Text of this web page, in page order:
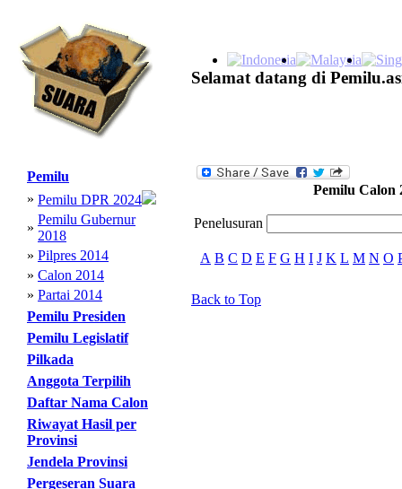
Selamat datang di
Pemilu
» Pemilu DPR 2024
»
Pemilu Gubernur
2018
» Pilpres 2014
» Calon 2014
» Partai 2014
Pemilu Presiden
Pemilu Legislatif
Pilkada
Anggota Terpilih
Daftar Nama Calon
Riwayat Hasil per
Provinsi
Jendela Provinsi
Pergeseran Suara
Pemilu Calon
Penelusuran
A B C D E F G H I J K L M N O
Back to Top